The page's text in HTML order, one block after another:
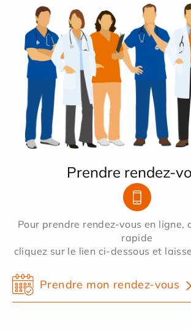
Prendre rendez-
Pour prendre rendez-vous en ligne,
rapide
cliquez sur le lien ci-dessous et
Prendre mon rendez-vous